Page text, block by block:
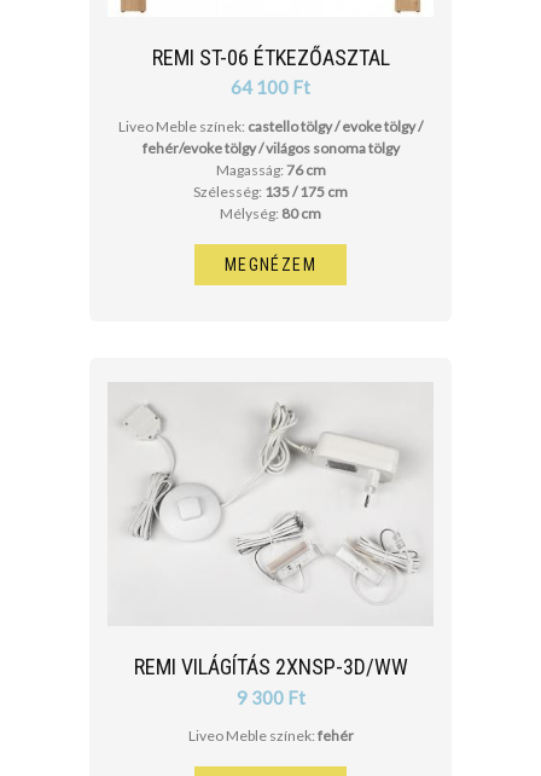
REMI ST-06 ÉTKEZŐASZTAL
64 100 Ft
Liveo Meble színek: castello tölgy / evoke tölgy /
fehér/evoke tölgy / világos sonoma tölgy
Magasság: 76 cm
Szélesség: 135 / 175 cm
Mélység: 80 cm
MEGNÉZEM
REMI VILÁGÍTÁS 2XNSP-3D/WW
9 300 Ft
Liveo Meble színek: fehér